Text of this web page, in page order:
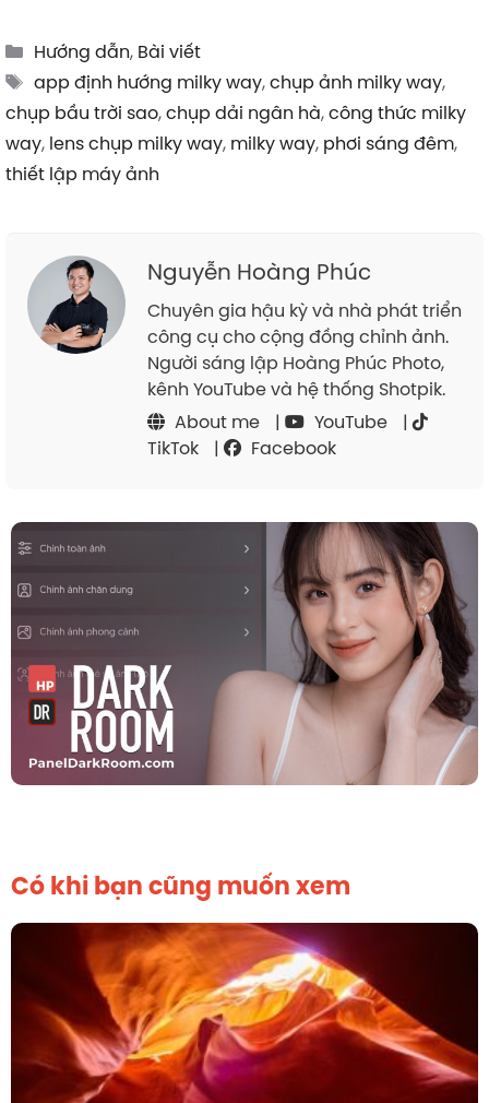
Categories
Hướng dẫn, Bài viết
Tags
app định hướng milky way,chụp ảnh milky way,
chụp bầu trời sao,chụp dải ngân hà,công thức milky
way, lens chụp milky way, milky way, phơi sáng đêm,
thiết lập máy ảnh
Nguyễn Hoàng Phúc
Chuyên gia hậu kỳ và nhà phát triển
công cụ cho cộng đồng chỉnh ảnh.
Người sáng lập Hoàng Phúc Photo,
kênh YouTube và hệ thống Shotpik.
About me
| YouTube
|
TikTok
| Facebook
Có khi bạn cũng muốn xem